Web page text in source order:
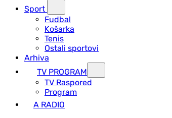
Sport
Fudbal
Košarka
Tenis
Ostali sportovi
Arhiva
TV PROGRAM
ТV Raspored
Program
A RADIO